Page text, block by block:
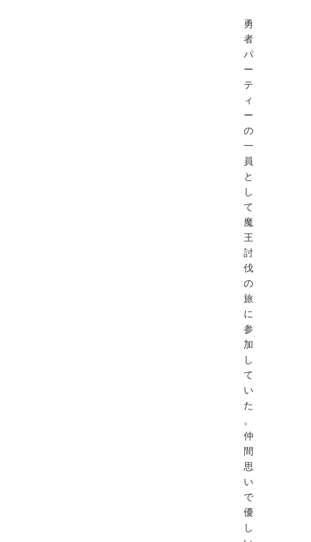
勇
者
パ
ー
テ
ィ
ー
の
一
員
と
し
て
魔
王
討
伐
の
旅
に
参
加
し
て
い
た
。
仲
間
思
い
で
優
し